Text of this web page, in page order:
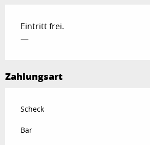
Eintritt frei.
—
Zahlungsart
Scheck
Bar